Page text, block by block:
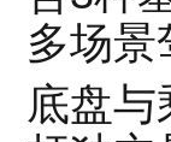
多场景
底盘